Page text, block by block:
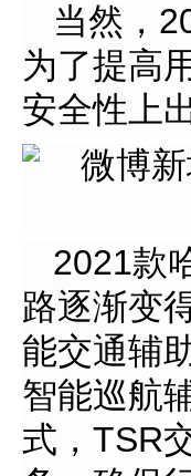
当然，
为了提高
安全性上
2021款
路逐渐变
能交通辅
智能巡航
式，TSR